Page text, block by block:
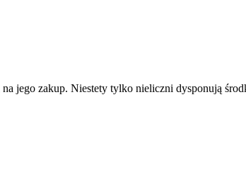
jego zakup. Niestety tylko nieliczni dysponują